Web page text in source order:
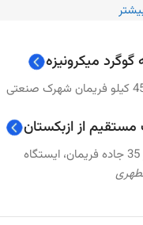
گوگرد میکرونیزه
مشهد 45 کیلو فریمان شهرک صنعتی
مستقیم از ازبکستان